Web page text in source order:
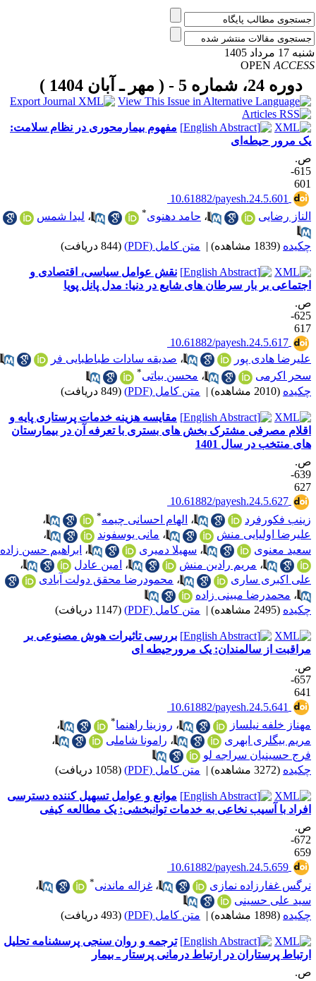
مرداد 1405
OPEN
دوره 24، شماره 5 - ( مهر ـ آبان 1404 )
مفهوم بیمارمحوری در نظام سلامت:
مرور حیطه‌ای
615-
‎ 10.61882/payesh.24.5.601
رضایی
،حامد دهنوی * ،لیدا شمس
(1839 مشاهده) | متن کامل (PDF) (844 دریافت)
نقش عوامل سیاسی، اقتصادی و
بر بار سرطان های شایع در دنیا: مدل پانل پویا
625-
‎ 10.61882/payesh.24.5.617
هادی پور
،صدیقه سادات طباطبایی فر
،
اکرمی
،محسن بیاتی
(2010 مشاهده) | متن کامل (PDF) (849 دریافت)
مقایسه هزینه خدمات پرستاری پایه و
مصرفی مشترک بخش های بستری با تعرفه آن در بیمارستان
منتخب در سال 1401
639-
‎ 10.61882/payesh.24.5.627
فکورفرد
،الهام احسانی چیمه
،
اولیایی منش
،مانی یوسفوند
،
معنوی
،سهیلا دمیری ،ابراهیم حسن زاده
،مریم رادین منش ،امین عادل
،
اکبری ساری
،محمودرضا محقق دولت آبادی
،محمدرضا مبینی زاده
(2495 مشاهده) | متن کامل (PDF) (1147 دریافت)
بررسی تاثیرات هوش مصنوعی بر
از سالمندان: یک مرورحیطه ای
657-
‎ 10.61882/payesh.24.5.641
خلفه نیلساز
،روزینا راهنما
،
بیگلری ابهری
،رامونا شاملی
،
حسینیان سراجه لو
(3272 مشاهده) | متن کامل (PDF) (1058 دریافت)
موانع و عوامل تسهیل کننده دسترسی
با آسیب نخاعی به خدمات توانبخشی: یک مطالعه کیفی
672-
‎ 10.61882/payesh.24.5.659
غفارزاده نمازی
،غزاله ماندنی
،
علی حسینی
(1898 مشاهده) | متن کامل (PDF) (493 دریافت)
ترجمه و روان سنجی پرسشنامه تحلیل
پرستاران در ارتباط درمانی پرستار ـ بیمار